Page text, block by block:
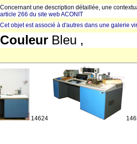
Concernant une description détaillée, une
article 266 du site web ACONIT
Cet objet est associé à d'autres dans une galerie
Couleur Bleu ,
14624